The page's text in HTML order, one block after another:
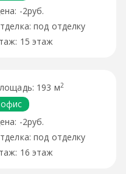
-2руб.
под отделку
15 этаж
193 м2
офис
-2руб.
под отделку
16 этаж